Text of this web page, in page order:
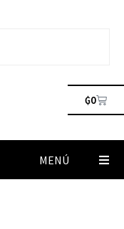
₲0
MENÚ